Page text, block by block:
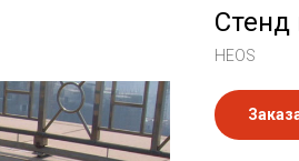
Стенд
HEOS